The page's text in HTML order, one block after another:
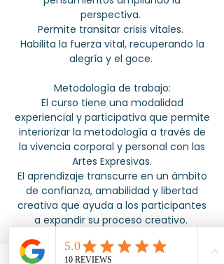
perspectiva.
Permite transitar crisis vitales.
Habilita la fuerza vital, recuperando la
alegría y el goce.
Metodología de trabajo:
El curso tiene una modalidad
experiencial y participativa que permite
interiorizar la metodología a través de
la vivencia corporal y personal con las
Artes Expresivas.
El aprendizaje transcurre en un ámbito
de confianza, amabilidad y libertad
creativa que ayuda a los participantes
a expandir su proceso creativo.
Clases teórico – práctico -